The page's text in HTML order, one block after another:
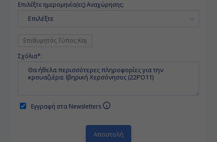
Επιλέξτε ημερομηνία(ες) Αναχώρησης:
Επιλέξτε
Σχόλια*:
Εγγραφή στα Newsletters